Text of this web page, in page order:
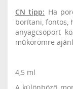
CN tipp: Ha
borítani, fontos,
anyagcsoport
műkörömre
4,5 ml